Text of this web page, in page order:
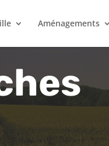
Aménagements